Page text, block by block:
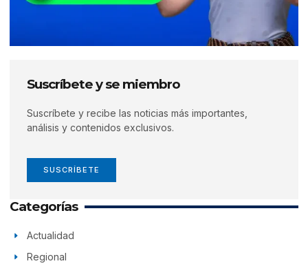
Suscríbete y se miembro
Suscríbete y recibe las noticias más importantes,
análisis y contenidos exclusivos.
SUSCRÍBETE
Categorías
Actualidad
Regional